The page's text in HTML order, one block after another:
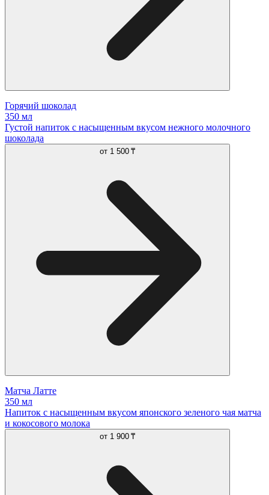
Горячий шоколад
350 мл
Густой напиток с насыщенным вкусом нежного молочного
шоколада
от 1 500 ₸
Матча Латте
350 мл
Напиток с насыщенным вкусом японского зеленого чая матча
и кокосового молока
от 1 900 ₸